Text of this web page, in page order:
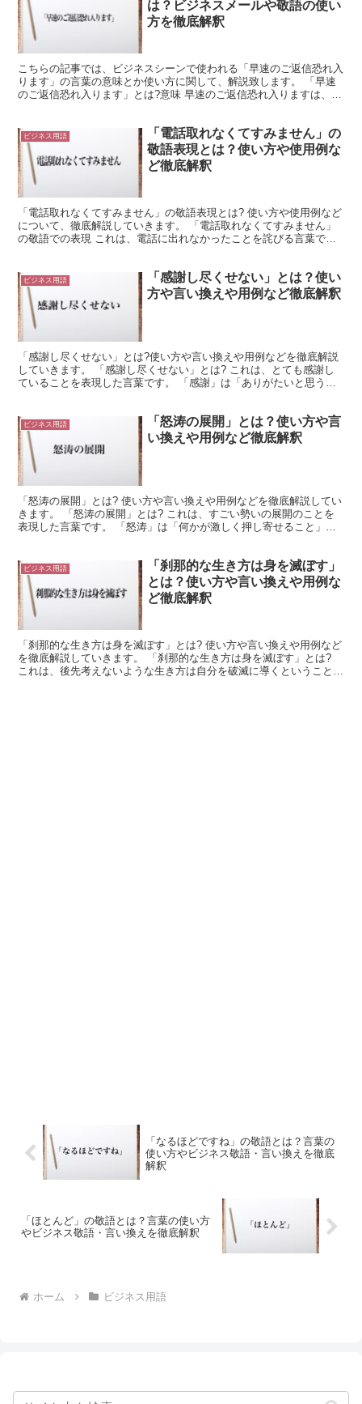
は？ビジネスメールや敬語の使い
方を徹底解釈
こちらの記事では、ビジネスシーンで使われる「早速のご返信恐れ入
ります」の言葉の意味とか使い方に関して、解説致します。 「早速
のご返信恐れ入ります」とは?意味 早速のご返信恐れ入りますは、さ
ビジネス用語
「電話取れなくてすみません」の
敬語表現とは？使い方や使用例な
ど徹底解釈
「電話取れなくてすみません」の敬語表現とは? 使い方や使用例など
について、徹底解説していきます。 「電話取れなくてすみません」
の敬語での表現 これは、電話に出れなかったことを詫びる言葉で
ビジネス用語
「感謝し尽くせない」とは？使い
方や言い換えや用例など徹底解釈
「感謝し尽くせない」とは?使い方や言い換えや用例などを徹底解説
していきます。 「感謝し尽くせない」とは? これは、とても感謝し
ていることを表現した言葉です。 「感謝」は「ありがたいと思うこ
ビジネス用語
「怒涛の展開」とは？使い方や言
い換えや用例など徹底解釈
「怒涛の展開」とは? 使い方や言い換えや用例などを徹底解説してい
きます。 「怒涛の展開」とは? これは、すごい勢いの展開のことを
表現した言葉です。 「怒涛」は「何かが激しく押し寄せること」や
ビジネス用語
「刹那的な生き方は身を滅ぼす」
とは？使い方や言い換えや用例な
ど徹底解釈
「刹那的な生き方は身を滅ぼす」とは? 使い方や言い換えや用例など
を徹底解説していきます。 「刹那的な生き方は身を滅ぼす」とは?
これは、後先考えないような生き方は自分を破滅に導くということを
「なるほどですね」の敬語とは？言葉の
使い方やビジネス敬語・言い換えを徹底
解釈
「ほとんど」の敬語とは？言葉の使い方
やビジネス敬語・言い換えを徹底解釈
ホーム ビジネス用語